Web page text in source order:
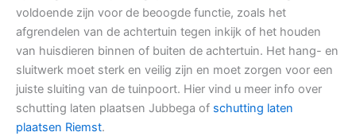
voldoende zijn voor de beoogde functie, zoals het
afgrendelen van de achtertuin tegen inkijk of het houden
van huisdieren binnen of buiten de achtertuin. Het hang- en
sluitwerk moet sterk en veilig zijn en moet zorgen voor een
juiste sluiting van de tuinpoort. Hier vind u meer info over
schutting laten plaatsen Jubbega of schutting laten
plaatsen Riemst.